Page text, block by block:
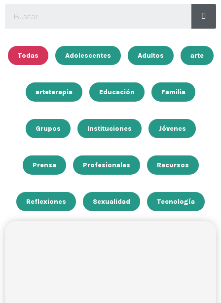
Todas Adolescentes Adultos arte
arteterapia Educación Familia
Grupos Instituciones Jóvenes
Prensa Profesionales Recursos
Reflexiones Sexualidad Tecnología